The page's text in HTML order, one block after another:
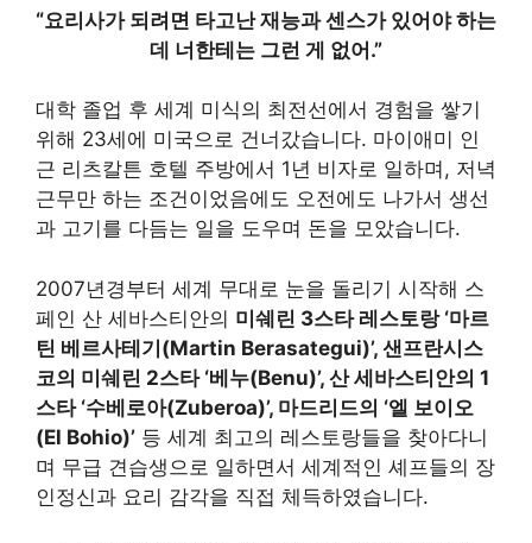
“요리사가 되려면 타고난 재능과 센스가 있어야 하는
데 너한테는 그런 게 없어.”
대학 졸업 후 세계 미식의 최전선에서 경험을 쌓기
위해 23세에 미국으로 건너갔습니다. 마이애미 인
근 리츠칼튼 호텔 주방에서 1년 비자로 일하며, 저녁
근무만 하는 조건이었음에도 오전에도 나가서 생선
과 고기를 다듬는 일을 도우며 돈을 모았습니다.
2007년경부터 세계 무대로 눈을 돌리기 시작해 스
페인 산 세바스티안의 미쉐린 3스타 레스토랑 ‘마르
틴 베르사테기(Martin Berasategui)’, 샌프란시스
코의 미쉐린 2스타 ‘베누(Benu)’, 산 세바스티안의 1
스타 ‘수베로아(Zuberoa)’, 마드리드의 ‘엘 보이오
(El Bohio)’ 등 세계 최고의 레스토랑들을 찾아다니
며 무급 견습생으로 일하면서 세계적인 셰프들의 장
인정신과 요리 감각을 직접 체득하였습니다.